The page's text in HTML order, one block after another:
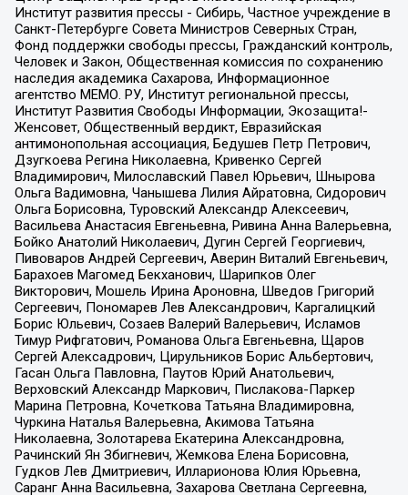
Институт развития прессы - Сибирь, Частное учреждение в
Санкт-Петербурге Совета Министров Северных Стран,
Фонд поддержки свободы прессы, Гражданский контроль,
Человек и Закон, Общественная комиссия по сохранению
наследия академика Сахарова, Информационное
агентство МЕМО. РУ, Институт региональной прессы,
Институт Развития Свободы Информации, Экозащита!-
Женсовет, Общественный вердикт, Евразийская
антимонопольная ассоциация, Бедушев Петр Петрович,
Дзугкоева Регина Николаевна, Кривенко Сергей
Владимирович, Милославский Павел Юрьевич, Шнырова
Ольга Вадимовна, Чанышева Лилия Айратовна, Сидорович
Ольга Борисовна, Туровский Александр Алексеевич,
Васильева Анастасия Евгеньевна, Ривина Анна Валерьевна,
Бойко Анатолий Николаевич, Дугин Сергей Георгиевич,
Пивоваров Андрей Сергеевич, Аверин Виталий Евгеньевич,
Барахоев Магомед Бекханович, Шарипков Олег
Викторович, Мошель Ирина Ароновна, Шведов Григорий
Сергеевич, Пономарев Лев Александрович, Каргалицкий
Борис Юльевич, Созаев Валерий Валерьевич, Исламов
Тимур Рифгатович, Романова Ольга Евгеньевна, Щаров
Сергей Алексадрович, Цирульников Борис Альбертович,
Гасан Ольга Павловна, Паутов Юрий Анатольевич,
Верховский Александр Маркович, Пислакова-Паркер
Марина Петровна, Кочеткова Татьяна Владимировна,
Чуркина Наталья Валерьевна, Акимова Татьяна
Николаевна, Золотарева Екатерина Александровна,
Рачинский Ян Збигневич, Жемкова Елена Борисовна,
Гудков Лев Дмитриевич, Илларионова Юлия Юрьевна,
Саранг Анна Васильевна, Захарова Светлана Сергеевна,